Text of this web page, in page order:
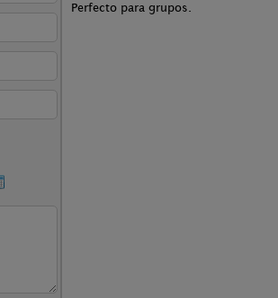
Perfecto para grupos.